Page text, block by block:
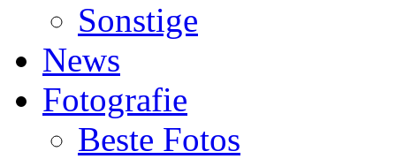
Sonstige
News
Fotografie
Beste Fotos